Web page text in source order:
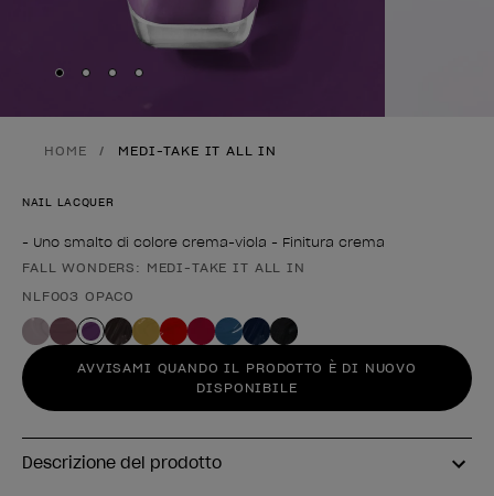
Skip to slide
Skip to slide
Skip to slide
Skip to slide
HOME MEDI-TAKE IT ALL IN
NAIL LACQUER
- Uno smalto di colore crema-viola - Finitura crema
Forma del prodotto
FALL WONDERS: MEDI-TAKE IT ALL IN
NLF003 OPACO
AVVISAMI QUANDO IL PRODOTTO È DI NUOVO
DISPONIBILE
Descrizione del prodotto